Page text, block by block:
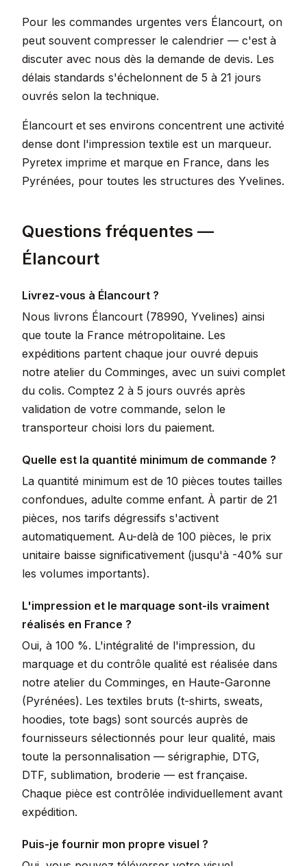
Pour les commandes urgentes vers Élancourt, on
peut souvent compresser le calendrier — c'est à
discuter avec nous dès la demande de devis. Les
délais standards s'échelonnent de 5 à 21 jours
ouvrés selon la technique.
Élancourt et ses environs concentrent une activité
dense dont l'impression textile est un marqueur.
Pyretex imprime et marque en France, dans les
Pyrénées, pour toutes les structures des Yvelines.
Questions fréquentes —
Élancourt
Livrez-vous à Élancourt ?
Nous livrons Élancourt (78990, Yvelines) ainsi
que toute la France métropolitaine. Les
expéditions partent chaque jour ouvré depuis
notre atelier du Comminges, avec un suivi complet
du colis. Comptez 2 à 5 jours ouvrés après
validation de votre commande, selon le
transporteur choisi lors du paiement.
Quelle est la quantité minimum de commande ?
La quantité minimum est de 10 pièces toutes tailles
confondues, adulte comme enfant. À partir de 21
pièces, nos tarifs dégressifs s'activent
automatiquement. Au-delà de 100 pièces, le prix
unitaire baisse significativement (jusqu'à -40% sur
les volumes importants).
L'impression et le marquage sont-ils vraiment
réalisés en France ?
Oui, à 100 %. L'intégralité de l'impression, du
marquage et du contrôle qualité est réalisée dans
notre atelier du Comminges, en Haute-Garonne
(Pyrénées). Les textiles bruts (t-shirts, sweats,
hoodies, tote bags) sont sourcés auprès de
fournisseurs sélectionnés pour leur qualité, mais
toute la personnalisation — sérigraphie, DTG,
DTF, sublimation, broderie — est française.
Chaque pièce est contrôlée individuellement avant
expédition.
Puis-je fournir mon propre visuel ?